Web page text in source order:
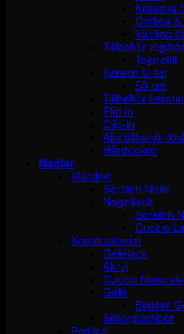
Kreativa
Ombre &
Vanliga
Tillbehör tejphår
Tejprefill
Keratin U-tip
50 cm
Tillbehör
Flip in
Clip-in
Alla tillbehör
Hårdockor
Naglar
Manikyr
Scratch Nails
Nagellack
Scratch
Cuccio
Konstmaterial
Gelélack
Akryl
Cuccio Naturale
Gelé
Builder
Silke/glasfiber
Pedikyr